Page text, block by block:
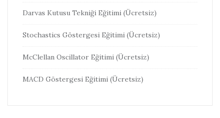
Darvas Kutusu Tekniği Eğitimi (Ücretsiz)
Stochastics Göstergesi Eğitimi (Ücretsiz)
McClellan Oscillator Eğitimi (Ücretsiz)
MACD Göstergesi Eğitimi (Ücretsiz)